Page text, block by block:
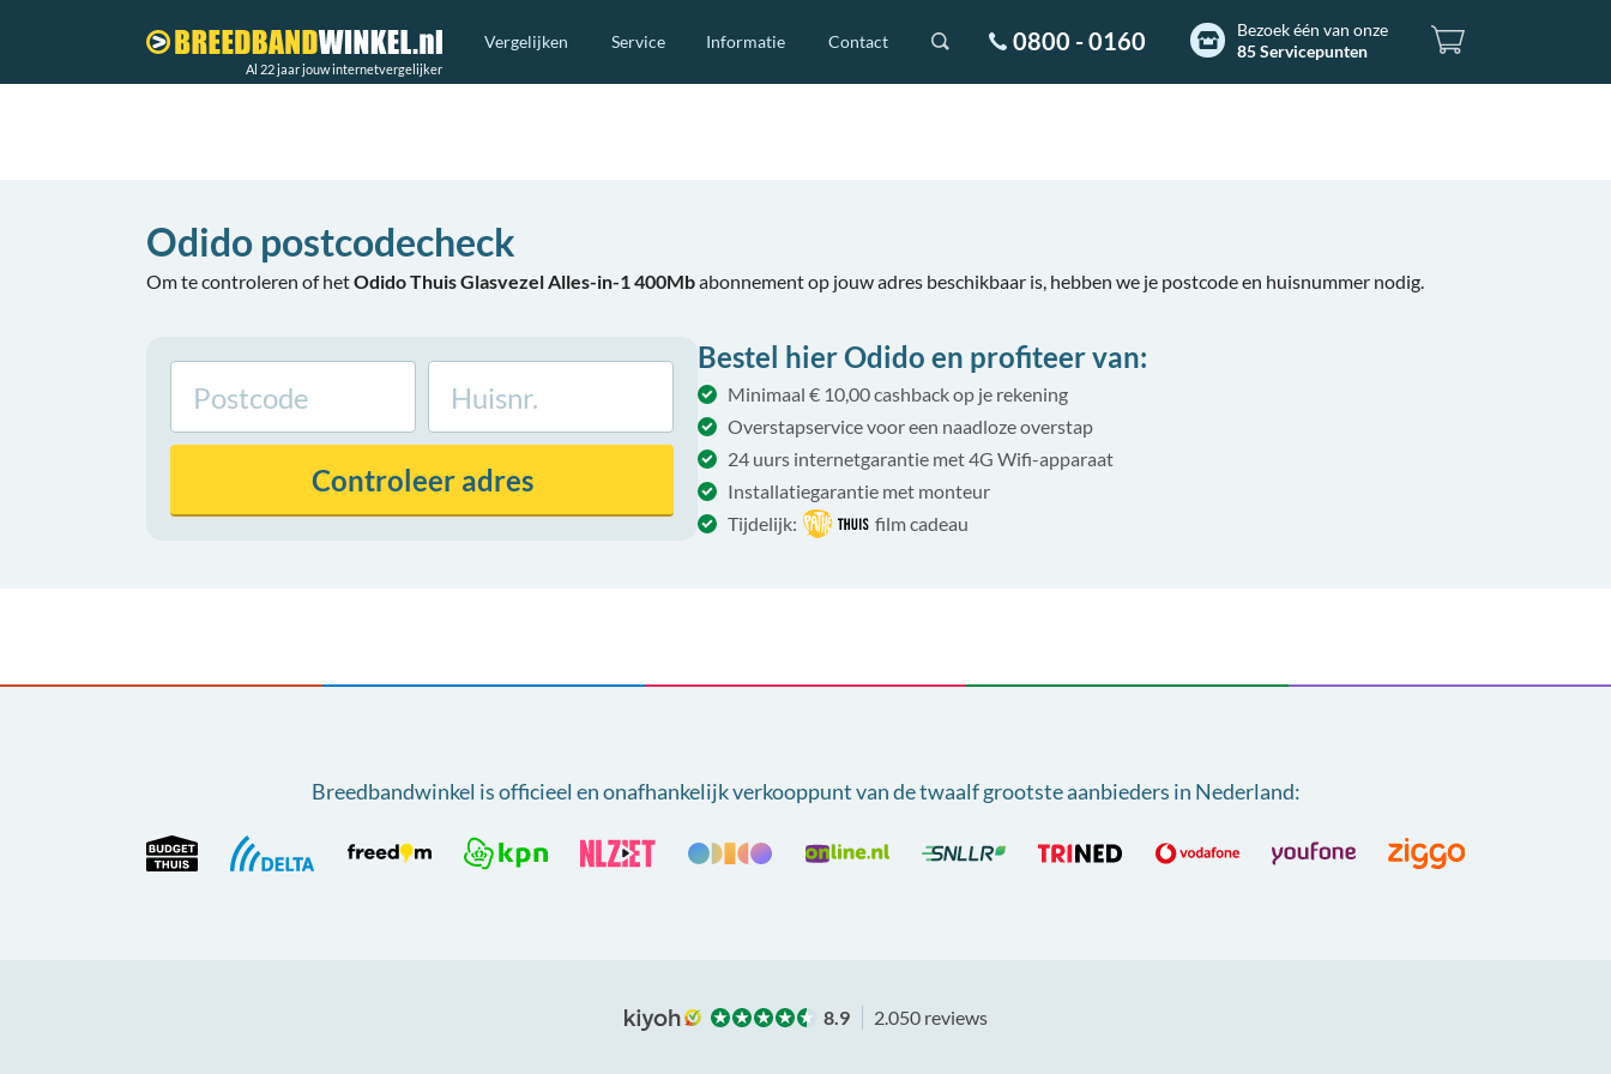
Al 22 jaar jouw internetvergelijker
Vergelijken Service Informatie Contact 0800 - 0160
Bezoek één van onze
85 Servicepunten
Odido postcodecheck
Om te controleren of hetOdido Thuis Glasvezel Alles-in-1 400Mbabonnement op jouw adres beschikbaar is, hebben we je postcode en huisnummer nodig.
Controleeradres
Bestel hier Odido en profiteer van:
Minimaal € 10,00 cashback op je rekening
Overstapservice voor een naadloze overstap
24 uurs internetgarantie met 4G Wifi-apparaat
Installatiegarantie met monteur
Tijdelijk:
film cadeau
Breedbandwinkel is officieel en onafhankelijk verkooppunt vande twaalf grootste aanbieders in Nederland:
8.9 2.050 reviews